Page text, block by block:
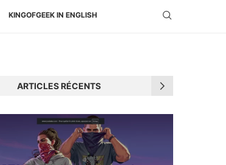
KINGOFGEEK IN ENGLISH
ARTICLES RÉCENTS